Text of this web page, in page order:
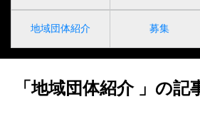
地域団体紹介 募集
「地域団体紹介 」の記